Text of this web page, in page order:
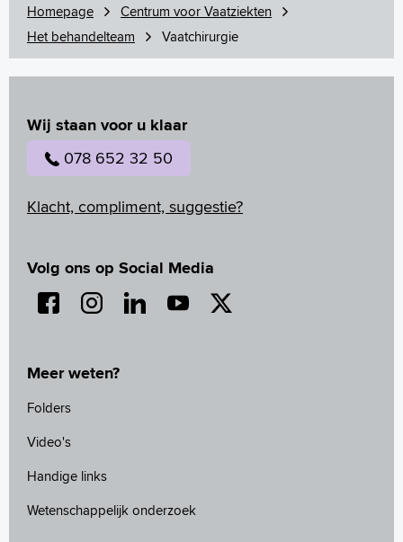
Homepage
Centrum voor Vaatziekten
Het behandelteam
Vaatchirurgie
Wij staan voor u klaar
078 652 32 50
Klacht, compliment, suggestie?
Volg ons op Social Media
Meer weten?
Folders
Video's
Handige links
Wetenschappelijk onderzoek